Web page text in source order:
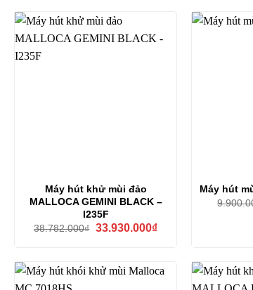
Máy hút khử mùi đảo
MALLOCA GEMINI BLACK –
I235F
38.782.000₫ Giá
33.930.000₫Giá
33.930.000₫.
Máy hút